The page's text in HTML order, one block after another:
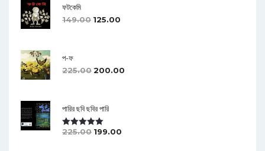
12
ফটকেমি
149.00 125.00
প-ফ
225.00200.00
পারির ছবি ছবির পারি
Rated5.00
225.00 199.00